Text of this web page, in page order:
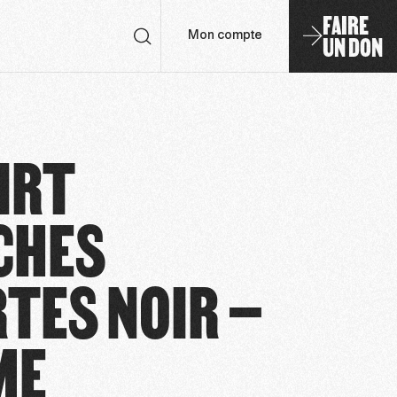
Mon compte FAIRE
UN DON
NOIR –